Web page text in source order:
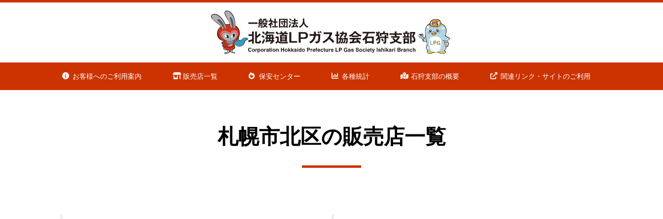
お客様へのご利用案内 販売店一覧 保安センター 各種統計 石狩支部の概要 関連リンク・サイトのご利用
札幌市北区の販売店一覧